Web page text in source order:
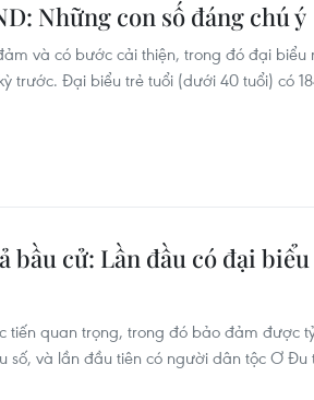
Những con số đáng chú ý
và có bước cải thiện, trong đó đại biểu
trước. Đại biểu trẻ tuổi (dưới 40 tuổi) có
bầu cử: Lần đầu có đại
tiến quan trọng, trong đó bảo đảm được
số, và lần đầu tiên có người dân tộc Ơ Đu